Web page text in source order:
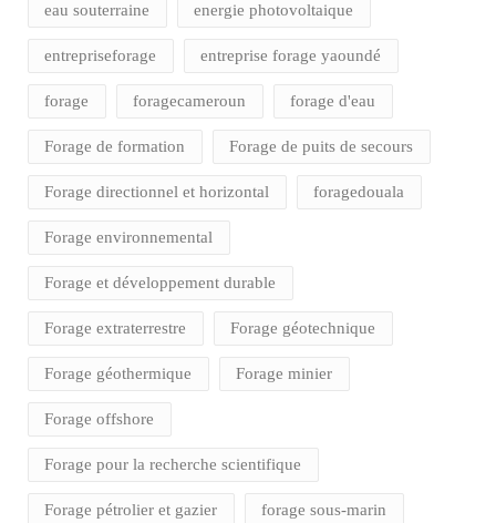
eau souterraine energie photovoltaique
entrepriseforage entreprise forage yaoundé
forage foragecameroun forage d'eau
Forage de formation Forage de puits de secours
Forage directionnel et horizontal foragedouala
Forage environnemental
Forage et développement durable
Forage extraterrestre Forage géotechnique
Forage géothermique Forage minier
Forage offshore
Forage pour la recherche scientifique
Forage pétrolier et gazier forage sous-marin